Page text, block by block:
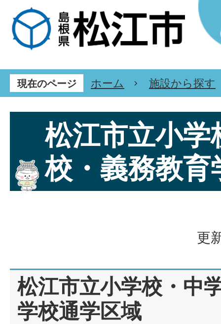
現在のページ ホーム 施設から探す
松江市立小学
校・義務教育
更
松江市立小学校・中
学校通学区域